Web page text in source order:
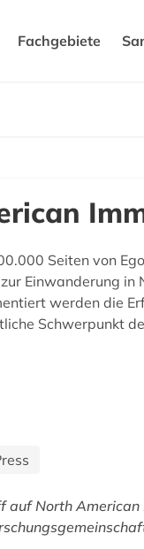
Fachgebiete
Seiten von
Einwanderung
werden die
Schwerpunkt
auf North